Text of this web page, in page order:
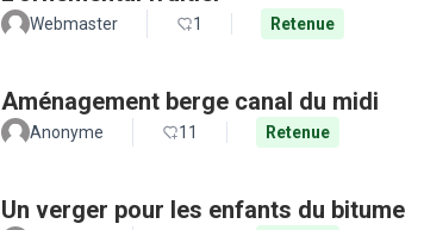
Webmaster 1 Retenue
Aménagement berge canal du midi
Anonyme 11 Retenue
Un verger pour les enfants du bitume